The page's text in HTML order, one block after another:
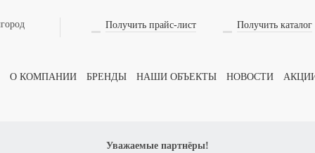
Получить прайс-лист Получить каталог
О КОМПАНИИ БРЕНДЫ НАШИ ОБЪЕКТЫ НОВОСТИ
Уважаемые партнёры!
на товар